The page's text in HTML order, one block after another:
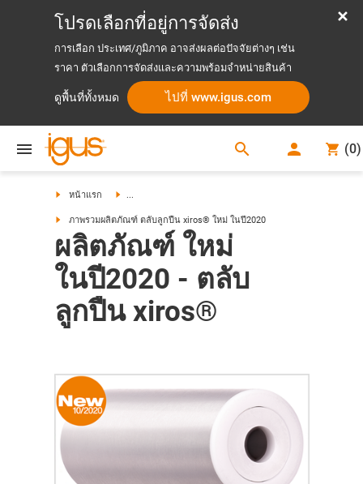
โปรดเลือกที่อยู่การจัดส่ง
การเลือก ประเทศ/ภูมิภาค อาจส่งผลต่อปัจจัยต่างๆ เช่น
ราคา ตัวเลือกการจัดส่งและความพร้อมจำหน่ายสินค้า
ดูพื้นที่ทั้งหมด ไปที่ www.igus.com
search (0)
หน้าแรก ...
ภาพรวมผลิตภัณฑ์ ตลับลูกปืน xiros® ใหม่ ในปี2020
ผลิตภัณฑ์ ใหม่
ในปี2020 - ตลับ
ลูกปืน xiros®